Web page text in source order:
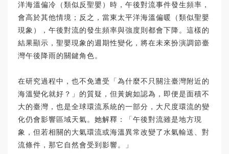
洋海溫偏冷（類似反聖嬰）時，午後對流事件發生頻率，
會高於其他情境；反之，當東太平洋海溫偏暖（類似聖嬰
現象），午後對流的發生頻率與強度則都會下降。這樣的
結果顯示，聖嬰現象的週期性變化，將在未來扮演調節臺
灣午後降雨的關鍵角色。
在研究過程中，也不免遭受「為什麼不只關注臺灣附近的
海溫變化就好？」的質疑，但黃婉如認為，即便是面積不
大的臺灣，也是全球環流系統的一部分，大尺度環流的變
化仍會影響區域天氣。她解釋：「午後對流雖是地方現
象，但若相關的大氣環流或海溫異常改變了水氣輸送、對
流條件，那它自然會受到影響。」